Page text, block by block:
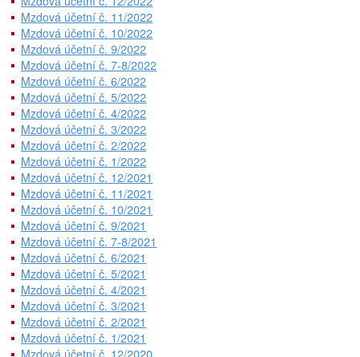
Mzdová účetní č. 11/2022
Mzdová účetní č. 10/2022
Mzdová účetní č. 9/2022
Mzdová účetní č. 7-8/2022
Mzdová účetní č. 6/2022
Mzdová účetní č. 5/2022
Mzdová účetní č. 4/2022
Mzdová účetní č. 3/2022
Mzdová účetní č. 2/2022
Mzdová účetní č. 1/2022
Mzdová účetní č. 12/2021
Mzdová účetní č. 11/2021
Mzdová účetní č. 10/2021
Mzdová účetní č. 9/2021
Mzdová účetní č. 7-8/2021
Mzdová účetní č. 6/2021
Mzdová účetní č. 5/2021
Mzdová účetní č. 4/2021
Mzdová účetní č. 3/2021
Mzdová účetní č. 2/2021
Mzdová účetní č. 1/2021
Mzdová účetní č. 12/2020